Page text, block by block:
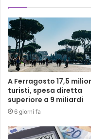
A Ferragosto 17,5
turisti, spesa diretta
superiore a 9 miliardi
6 giorni fa